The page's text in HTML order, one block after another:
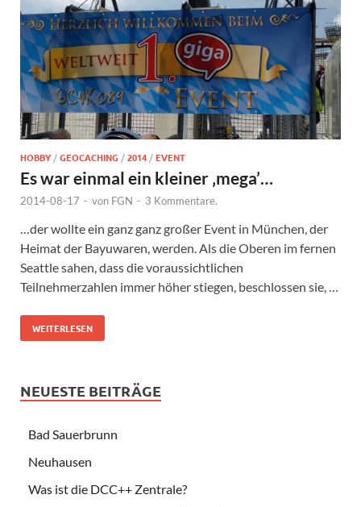
HOBBY /GEOCACHING /2014 /EVENT
Es war einmal ein kleiner ‚mega’…
2014-08-17 - von FGN - 3 Kommentare.
…der wollte ein ganz ganz großer Event in München, der
Heimat der Bayuwaren, werden. Als die Oberen im fernen
Seattle sahen, dass die voraussichtlichen
Teilnehmerzahlen immer höher stiegen, beschlossen sie, …
WEITERLESEN
NEUESTE BEITRÄGE
Bad Sauerbrunn
Neuhausen
Was ist die DCC++ Zentrale?